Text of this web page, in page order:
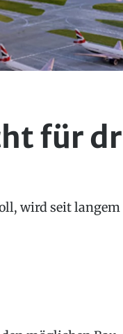
für
wird seit